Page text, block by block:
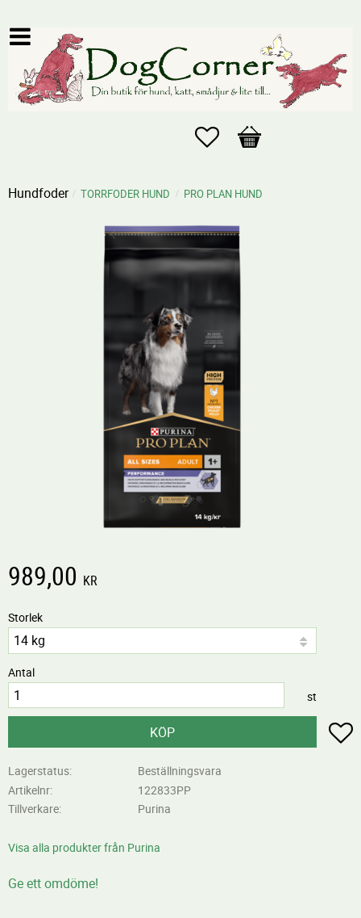
Favoriter
Kundvagn
Hundfoder TORRFODER HUND PRO PLAN HUND
989,00 KR
Storlek
Antal
st
KÖP
Lagerstatus
Beställningsvara
Artikelnr
122833PP
Tillverkare
Purina
Visa alla produkter från Purina
Ge ett omdöme!